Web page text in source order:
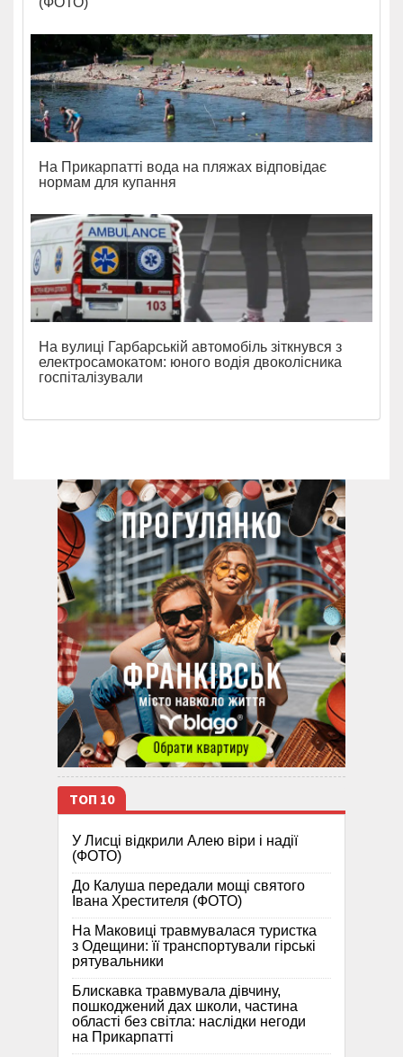
На Прикарпатті вода на пляжах відповідає
нормам для купання
На вулиці Гарбарській автомобіль зіткнувся з
електросамокатом: юного водія двоколісника
госпіталізували
ТОП 10
У Лисці відкрили Алею віри і надії
(ФОТО)
До Калуша передали мощі святого
Івана Хрестителя (ФОТО)
На Маковиці травмувалася туристка
з Одещини: її транспортували гірські
рятувальники
Блискавка травмувала дівчину,
пошкоджений дах школи, частина
області без світла: наслідки негоди
на Прикарпатті